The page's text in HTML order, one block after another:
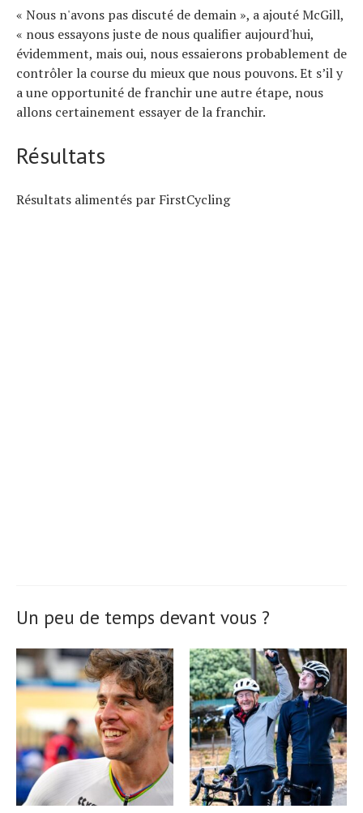
« Nous n'avons pas discuté de demain », a ajouté McGill,
« nous essayons juste de nous qualifier aujourd'hui,
évidemment, mais oui, nous essaierons probablement de
contrôler la course du mieux que nous pouvons. Et s’il y
a une opportunité de franchir une autre étape, nous
allons certainement essayer de la franchir.
Résultats
Résultats alimentés par FirstCycling
Un peu de temps devant vous ?